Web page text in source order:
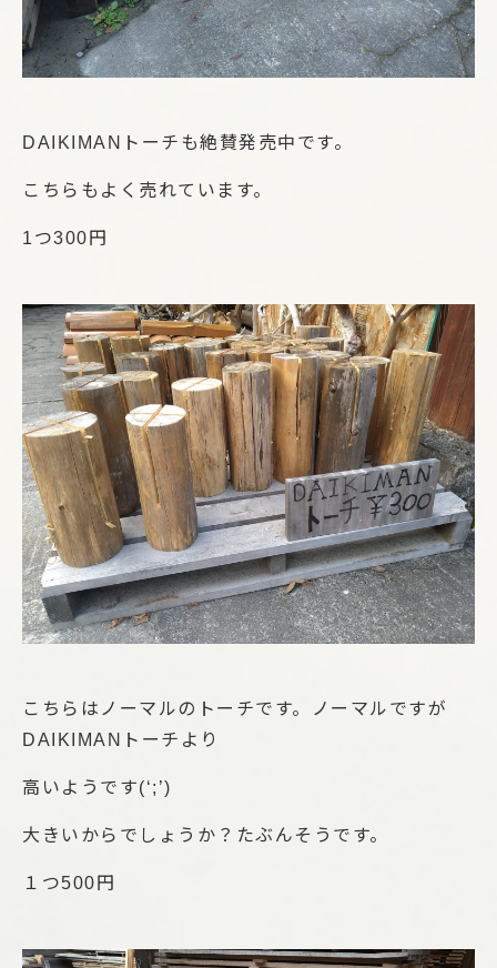
DAIKIMANトーチも絶賛発売中です。
こちらもよく売れています。
1つ300円
こちらはノーマルのトーチです。ノーマルですが
DAIKIMANトーチより
高いようです(‘;’)
大きいからでしょうか？たぶんそうです。
１つ500円